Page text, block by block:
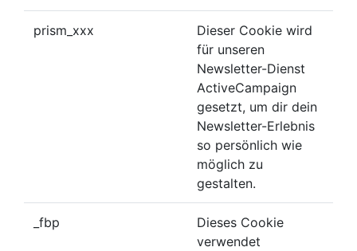
prism_xxx
Dieser Cookie wird
für unseren
Newsletter-Dienst
ActiveCampaign
gesetzt, um dir dein
Newsletter-Erlebnis
so persönlich wie
möglich zu
gestalten.
_fbp
Dieses Cookie
verwendet